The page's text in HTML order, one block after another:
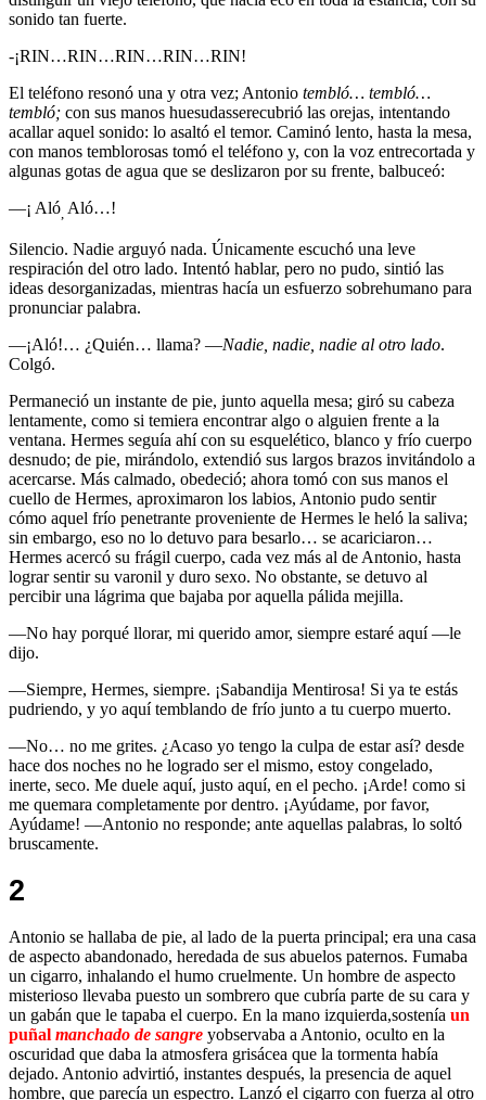
sonido tan fuerte.
-¡RIN…RIN…RIN…RIN…RIN!
El teléfono resonó una y otra vez; Antonio tembló… tembló…
tembló; con sus manos huesudasserecubrió las orejas, intentando
acallar aquel sonido: lo asaltó el temor. Caminó lento, hasta la mesa,
con manos temblorosas tomó el teléfono y, con la voz entrecortada y
algunas gotas de agua que se deslizaron por su frente, balbuceó:
—¡ Aló Aló…!
Silencio. Nadie arguyó nada. Únicamente escuchó una leve
respiración del otro lado. Intentó hablar, pero no pudo, sintió las
ideas desorganizadas, mientras hacía un esfuerzo sobrehumano para
pronunciar palabra.
—¡Aló!… ¿Quién… llama? —Nadie, nadie, nadie al otro lado.
Colgó.
Permaneció un instante de pie, junto aquella mesa; giró su cabeza
lentamente, como si temiera encontrar algo o alguien frente a la
ventana. Hermes seguía ahí con su esquelético, blanco y frío cuerpo
desnudo; de pie, mirándolo, extendió sus largos brazos invitándolo a
acercarse. Más calmado, obedeció; ahora tomó con sus manos el
cuello de Hermes, aproximaron los labios, Antonio pudo sentir
cómo aquel frío penetrante proveniente de Hermes le heló la saliva;
sin embargo, eso no lo detuvo para besarlo… se acariciaron…
Hermes acercó su frágil cuerpo, cada vez más al de Antonio, hasta
lograr sentir su varonil y duro sexo. No obstante, se detuvo al
percibir una lágrima que bajaba por aquella pálida mejilla.
—No hay porqué llorar, mi querido amor, siempre estaré aquí —le
dijo.
—Siempre, Hermes, siempre. ¡Sabandija Mentirosa! Si ya te estás
pudriendo, y yo aquí temblando de frío junto a tu cuerpo muerto.
—No… no me grites. ¿Acaso yo tengo la culpa de estar así? desde
hace dos noches no he logrado ser el mismo, estoy congelado,
inerte, seco. Me duele aquí, justo aquí, en el pecho. ¡Arde! como si
me quemara completamente por dentro. ¡Ayúdame, por favor,
Ayúdame! —Antonio no responde; ante aquellas palabras, lo soltó
bruscamente.
2
Antonio se hallaba de pie, al lado de la puerta principal; era una casa
de aspecto abandonado, heredada de sus abuelos paternos. Fumaba
un cigarro, inhalando el humo cruelmente. Un hombre de aspecto
misterioso llevaba puesto un sombrero que cubría parte de su cara y
un gabán que le tapaba el cuerpo. En la mano izquierda,sostenía un
puñal manchado de sangre yobservaba a Antonio, oculto en la
oscuridad que daba la atmosfera grisácea que la tormenta había
dejado. Antonio advirtió, instantes después, la presencia de aquel
hombre, que parecía un espectro. Lanzó el cigarro con fuerza al otro